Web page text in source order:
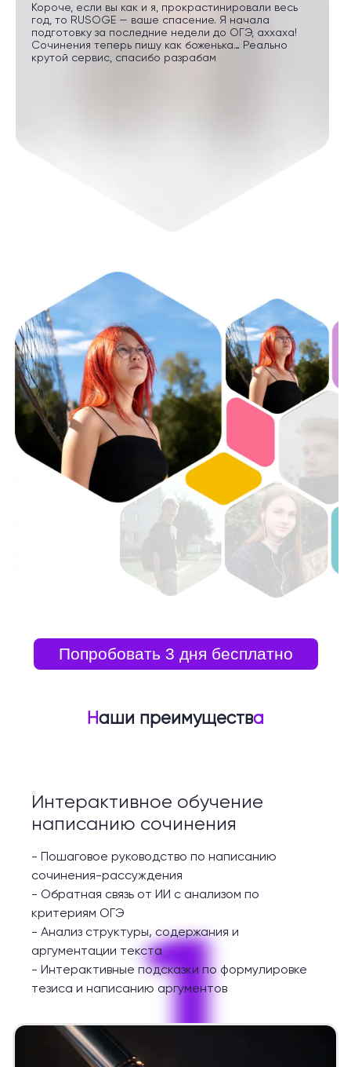
Короче, если вы как и я, прокрастинировали весь
год, то RUSOGE — ваше спасение. Я начала
подготовку за последние недели до ОГЭ, аххаха!
Сочинения теперь пишу как боженька… Реально
крутой сервис, спасибо разрабам
Попробовать 3 дня бесплатно
Наши преимущества
1
Интерактивное обучение
написанию сочинения
- Пошаговое руководство по написанию
сочинения-рассуждения
- Обратная связь от ИИ с анализом по
критериям ОГЭ
- Анализ структуры, содержания и
аргументации текста
- Интерактивные подсказки по формулировке
тезиса и написанию аргументов